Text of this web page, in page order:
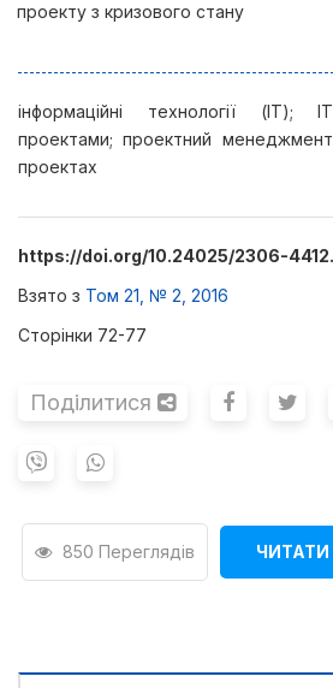
проекту з кризового стану
інформаційні технології (ІТ);
проектами; проектний
проектах
https://doi.org/10.24025/2306-
Взято з Том 21, № 2, 2016
Сторінки 72-77
Поділитися
850 Переглядів